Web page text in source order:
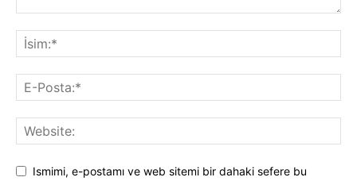
Ismimi, e-postamı ve web sitemi bir dahaki sefere bu